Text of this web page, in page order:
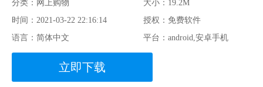
分类：网上购物
大小：19.2M
时间：2021-03-22 22:16:14
授权：免费软件
语言：简体中文
平台：android,安卓手机
立即下载